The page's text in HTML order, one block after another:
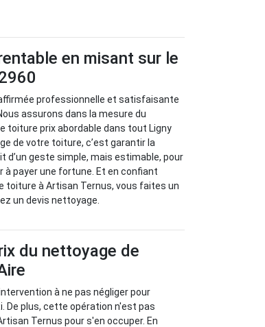
en misant sur le
professionnelle et satisfaisante
assurons dans la mesure du
toiture prix abordable dans tout Ligny
de votre toiture, c’est garantir la
d’un geste simple, mais estimable, pour
payer une fortune. Et en confiant
toiture à Artisan Ternus, vous faites un
un devis nettoyage.
du nettoyage de
à ne pas négliger pour
De plus, cette opération n'est pas
Ternus pour s'en occuper. En